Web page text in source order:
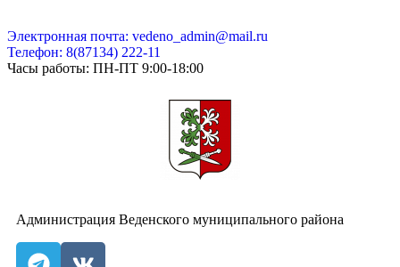
Администрация Веденского муниципального района
Электронная почта: vedeno_admin@mail.ru
Телефон: 8(87134) 222-11
Часы работы: ПН-ПТ 9:00-18:00